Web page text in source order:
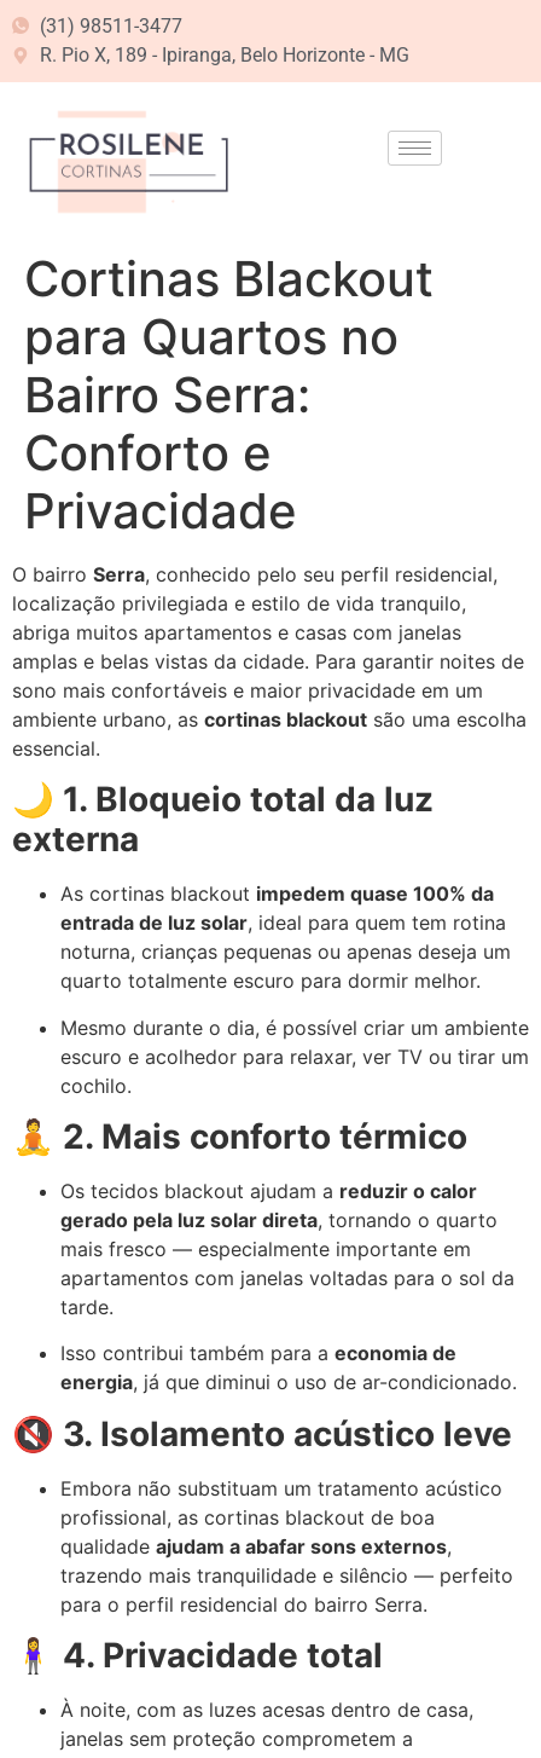
(31) 98511-3477
R. Pio X, 189 - Ipiranga, Belo Horizonte - MG
Cortinas Blackout
para Quartos no
Bairro Serra:
Conforto e
Privacidade
O bairro Serra, conhecido pelo seu perfil residencial,
localização privilegiada e estilo de vida tranquilo,
abriga muitos apartamentos e casas com janelas
amplas e belas vistas da cidade. Para garantir noites de
sono mais confortáveis e maior privacidade em um
ambiente urbano, as cortinas blackout são uma escolha
essencial.
🌙 1. Bloqueio total da luz
externa
As cortinas blackout impedem quase 100% da
entrada de luz solar, ideal para quem tem rotina
noturna, crianças pequenas ou apenas deseja um
quarto totalmente escuro para dormir melhor.
Mesmo durante o dia, é possível criar um ambiente
escuro e acolhedor para relaxar, ver TV ou tirar um
cochilo.
🧘 2. Mais conforto térmico
Os tecidos blackout ajudam a reduzir o calor
gerado pela luz solar direta, tornando o quarto
mais fresco — especialmente importante em
apartamentos com janelas voltadas para o sol da
tarde.
Isso contribui também para a economia de
energia, já que diminui o uso de ar-condicionado.
🔇 3. Isolamento acústico leve
Embora não substituam um tratamento acústico
profissional, as cortinas blackout de boa
qualidade ajudam a abafar sons externos,
trazendo mais tranquilidade e silêncio — perfeito
para o perfil residencial do bairro Serra.
🧍‍♀️ 4. Privacidade total
À noite, com as luzes acesas dentro de casa,
janelas sem proteção comprometem a